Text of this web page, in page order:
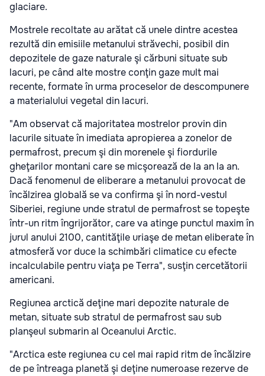
glaciare.
Mostrele recoltate au arătat că unele dintre acestea
rezultă din emisiile metanului străvechi, posibil din
depozitele de gaze naturale şi cărbuni situate sub
lacuri, pe când alte mostre conţin gaze mult mai
recente, formate în urma proceselor de descompunere
a materialului vegetal din lacuri.
"Am observat că majoritatea mostrelor provin din
lacurile situate în imediata apropierea a zonelor de
permafrost, precum şi din morenele şi fiordurile
gheţarilor montani care se micşorează de la an la an.
Dacă fenomenul de eliberare a metanului provocat de
încălzirea globală se va confirma şi în nord-vestul
Siberiei, regiune unde stratul de permafrost se topeşte
într-un ritm îngrijorător, care va atinge punctul maxim în
jurul anului 2100, cantităţile uriaşe de metan eliberate în
atmosferă vor duce la schimbări climatice cu efecte
incalculabile pentru viaţa pe Terra", susţin cercetătorii
americani.
Regiunea arctică deţine mari depozite naturale de
metan, situate sub stratul de permafrost sau sub
planşeul submarin al Oceanului Arctic.
"Arctica este regiunea cu cel mai rapid ritm de încălzire
de pe întreaga planetă şi deţine numeroase rezerve de